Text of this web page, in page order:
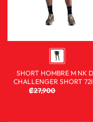
SHORT HOMBRE M NK
CHALLENGER SHORT
₡27,900